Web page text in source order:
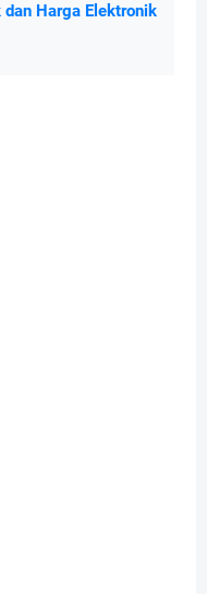
Harga Elektronik